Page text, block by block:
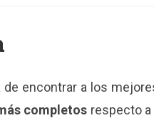
de encontrar a los
completos respecto